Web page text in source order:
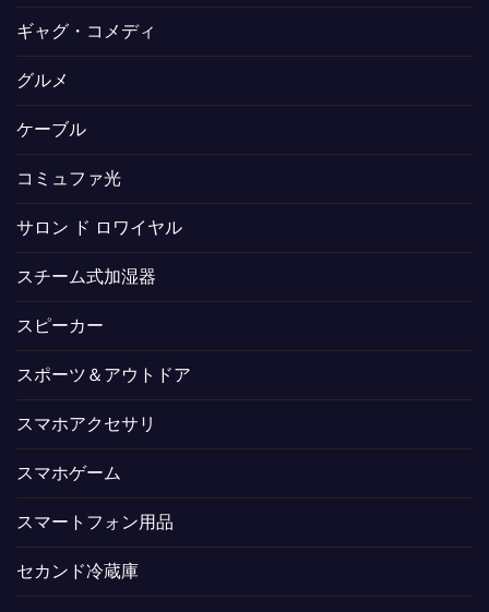
ギャグ・コメディ
グルメ
ケーブル
コミュファ光
サロン ド ロワイヤル
スチーム式加湿器
スピーカー
スポーツ＆アウトドア
スマホアクセサリ
スマホゲーム
スマートフォン用品
セカンド冷蔵庫